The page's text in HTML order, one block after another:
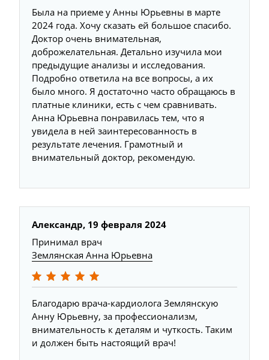
Была на приеме у Анны Юрьевны в марте
2024 года. Хочу сказать ей большое спасибо.
Доктор очень внимательная,
доброжелательная. Детально изучила мои
предыдущие анализы и исследования.
Подробно ответила на все вопросы, а их
было много. Я достаточно часто обращаюсь в
платные клиники, есть с чем сравнивать.
Анна Юрьевна понравилась тем, что я
увидела в ней заинтересованность в
результате лечения. Грамотный и
внимательный доктор, рекомендую.
Александр, 19 февраля 2024
Принимал врач
Землянская Анна Юрьевна
Благодарю врача-кардиолога Землянскую
Анну Юрьевну, за профессионализм,
внимательность к деталям и чуткость. Таким
и должен быть настоящий врач!